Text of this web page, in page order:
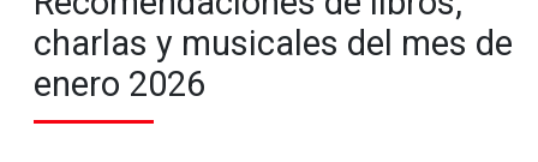
charlas y musicales del mes de
enero 2026